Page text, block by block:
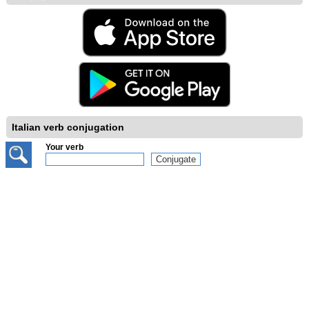
Italian verb conjugation
Your verb